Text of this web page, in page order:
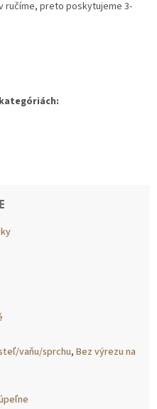
ručíme, preto poskytujeme 3-
vaňu/sprchu, Bez výrezu na